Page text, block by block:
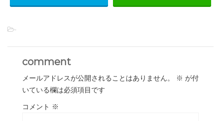
-
comment
メールアドレスが公開されることはありません。 ※ が付
いている欄は必須項目です
コメント ※